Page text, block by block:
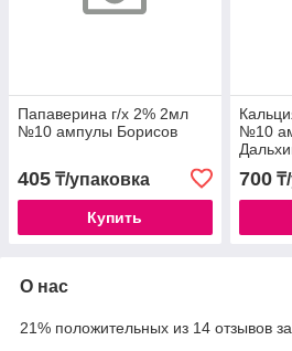
Папаверина г/х 2% 2мл
№10 ампулы Борисов
405 ₸/упаковка
Купить
№10
700₸/
О нас
21% положительных из 14 отзывов